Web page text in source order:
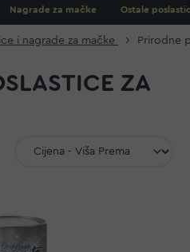
Nagrade za mačke Ostale
i nagrade za mačke Prirodne
ZA